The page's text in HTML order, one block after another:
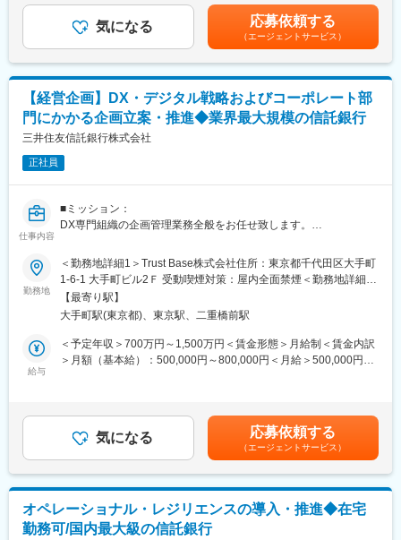
■業務詳細：
具体的には、各運用部署および販売部署と連携しながら、収益目
標の設定や進捗管理（KPIマネジメント）を行うとともに、現場で
さらに、組織体制や業務プロセスの高度化、社内ルールの整備、
事業買収を含む新たなビジネススキームの構築など、事業基盤の
強化にも幅広く携わります。
■業務の位置付け・期待値
本業務の大きな特徴は、オルタナティブ運用事業全体を俯瞰する
断、運用管理、投資家向け販売といった一連のプロセスを横断的
に捉え、それぞれを有機的に結び付けることで、事業全体の最適
そのため、本業務を通じて、個別アセットにとどまらないオルタ
ナティブ運用全般の知見と、アセットマネジメントビジネス全体
を捉える視座を体系的に身に付けられる点が大きな魅力です。
また、MUFGという国内最大級の金融グループの一員として、グ
ループ各社と連携し、ときには経営層を巻き込んだプロジェクト
ネットワークを活用しながら、これまでにないビジネスモデルや
商品提供体制の構築に関与できるスケールの大きな業務です。
その過程で早い段階から個別テーマを担当し、主体的に企画・推
進に関与いただくことを想定しています。将来的には、自ら課題
を設定し、関係者を巻き込みながら施策を推進することで、事業
成長を牽引する役割を担っていただくことを期待しています。
選考を通じて上下する可能性があります。月給(月額)は固定手当を
含めた表記です。
気になる 応募依頼する
（エージェントサービス）
【経営企画】DX・デジタル戦略およびコーポレート部
門にかかる企画立案・推進◆業界最大規模の信託銀行
三井住友信託銀行株式会社
正社員
仕事内容
■ミッション：
DX専門組織の企画管理業務全般をお任せ致します。
れに付随する庶務業務を担当するポジションです。
■業務内容：
＜企画管理業務の一例＞
・デジタル戦略および当社コーポレート部門にかかる企画立案・
推進
・競合企業の調査・分析
・プロジェクトの参画・サポート
・当社業務に関連する法令および諸制度にかかる社内体制の整備
・人材育成、組織開発、採用に関する企画立案・推進
・事務フローの構築
・労基署、税務署等への各種届出
勤務地
＜勤務地詳細1＞Trust Base株式会社住所：東京都千代田区大手町
1-6-1 大手町ビル2Ｆ 受動喫煙対策：屋内全面禁煙＜勤務地詳細2
＞本社住所：東京都千代田区丸の内1-4-1 三井住友信託銀行本店ビ
ル勤務地最寄駅：各線／東京駅受動喫煙対策：屋内全面禁煙変更
【最寄り駅】
大手町駅(東京都)、東京駅、二重橋前駅
給与
＜予定年収＞700万円～1,500万円＜賃金形態＞月給制＜賃金内訳
＞月額（基本給）：500,000円～800,000円＜月給＞500,000円～
与されません。賃金はあくまでも目安の金額であり、選考を通じ
て上下する可能性があります。月給(月額)は固定手当を含めた表記
です。
気になる 応募依頼する
（エージェントサービス）
オペレーショナル・レジリエンスの導入・推進◆在宅
勤務可/国内最大級の信託銀行